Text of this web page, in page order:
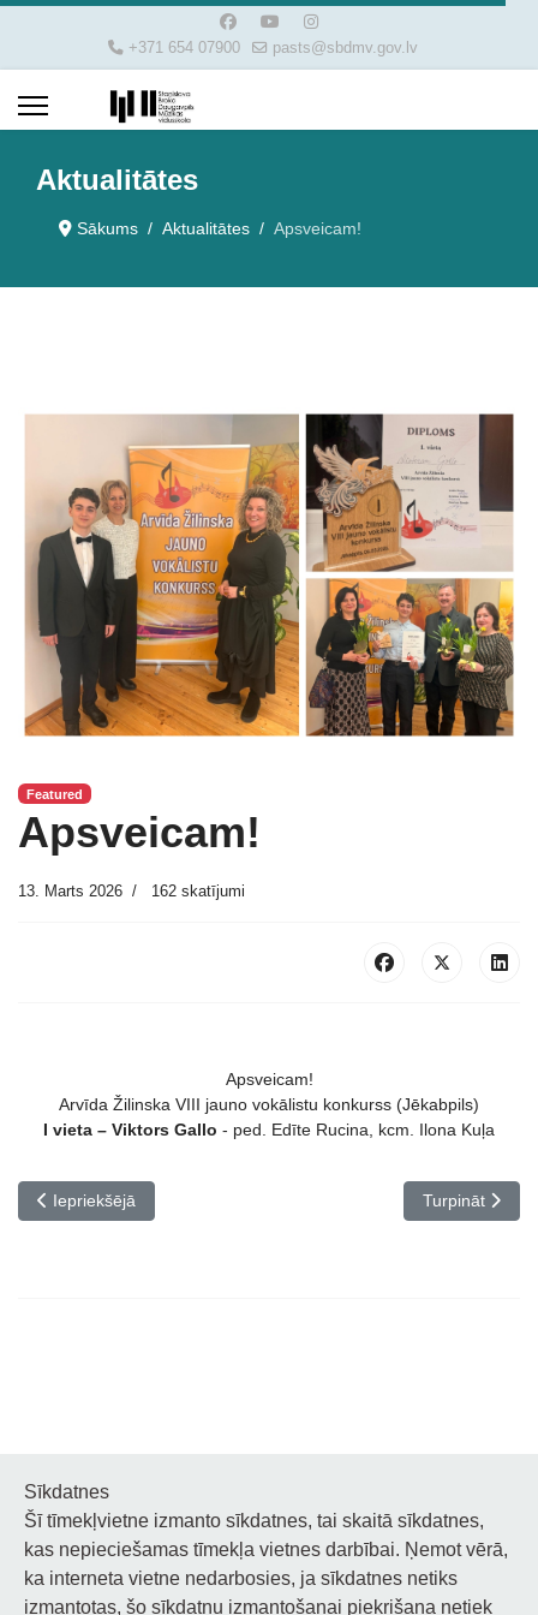
+371 654 07900 pasts@sbdmv.gov.lv
Aktualitātes
Sākums Aktualitātes Apsveicam!
Featured
Apsveicam!
13. Marts 2026 162 skatījumi
Apsveicam!
Arvīda Žilinska VIII jauno vokālistu konkurss (Jēkabpils)
I vieta – Viktors Gallo - ped. Edīte Rucina, kcm. Ilona Kuļa
Iepriekšējais raksts: Apsveicam!
Iepriekšējā Nākamais
Turpināt
Noderīgi
Privātuma politika
Sīkdatnes
Šī tīmekļvietne izmanto sīkdatnes, tai skaitā sīkdatnes,
kas nepieciešamas tīmekļa vietnes darbībai. Ņemot vērā,
ka interneta vietne nedarbosies, ja sīkdatnes netiks
izmantotas, šo sīkdatņu izmantošanai piekrišana netiek